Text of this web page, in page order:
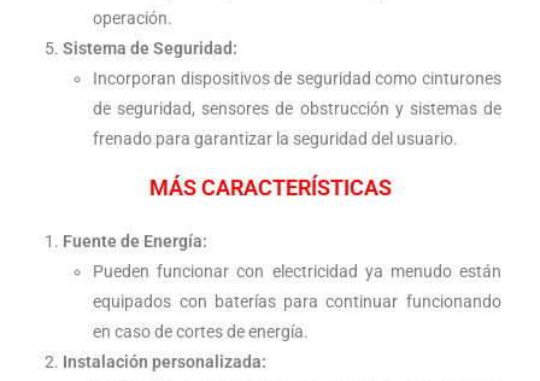
operación.
Sistema de Seguridad:
Incorporan dispositivos de seguridad como cinturones
de seguridad, sensores de obstrucción y sistemas de
frenado para garantizar la seguridad del usuario.
MÁS CARACTERÍSTICAS
Fuente de Energía:
Pueden funcionar con electricidad ya menudo están
equipados con baterías para continuar funcionando
en caso de cortes de energía.
Instalación personalizada: